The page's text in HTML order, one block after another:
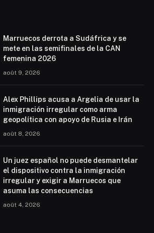
Marruecos derrota a Sudáfrica y se
mete en las semifinales de la CAN
femenina 2026
août 9, 2026
Alex Phillips acusa a Argelia de usar la
inmigración irregular como arma
geopolítica con apoyo de Rusia e Irán
août 8, 2026
Un juez español no puede desmantelar
el dispositivo contra la inmigración
irregular y exigir a Marruecos que
asuma las consecuencias
août 4, 2026